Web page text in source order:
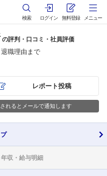
検索 ログイン 無料登録 メニュー
の評判・口コミ・社員評価
職理由まで
レポート投稿
れるとメールで通知します
プ
年収・ 給与明細